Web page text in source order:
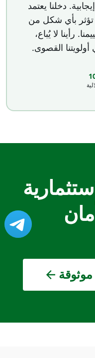
دخلنا يعتمد
تؤثر بأي شكل من
رأينا لا يُباع،
القصوى.